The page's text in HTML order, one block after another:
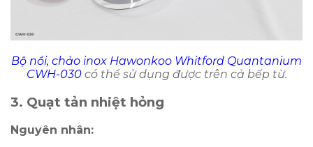
Bộ nồi, chảo inox Hawonkoo Whitford Quantanium
CWH-030có thể sử dụng được trên cả bếp từ.
3. Quạt tản nhiệt hỏng
Nguyên nhân: